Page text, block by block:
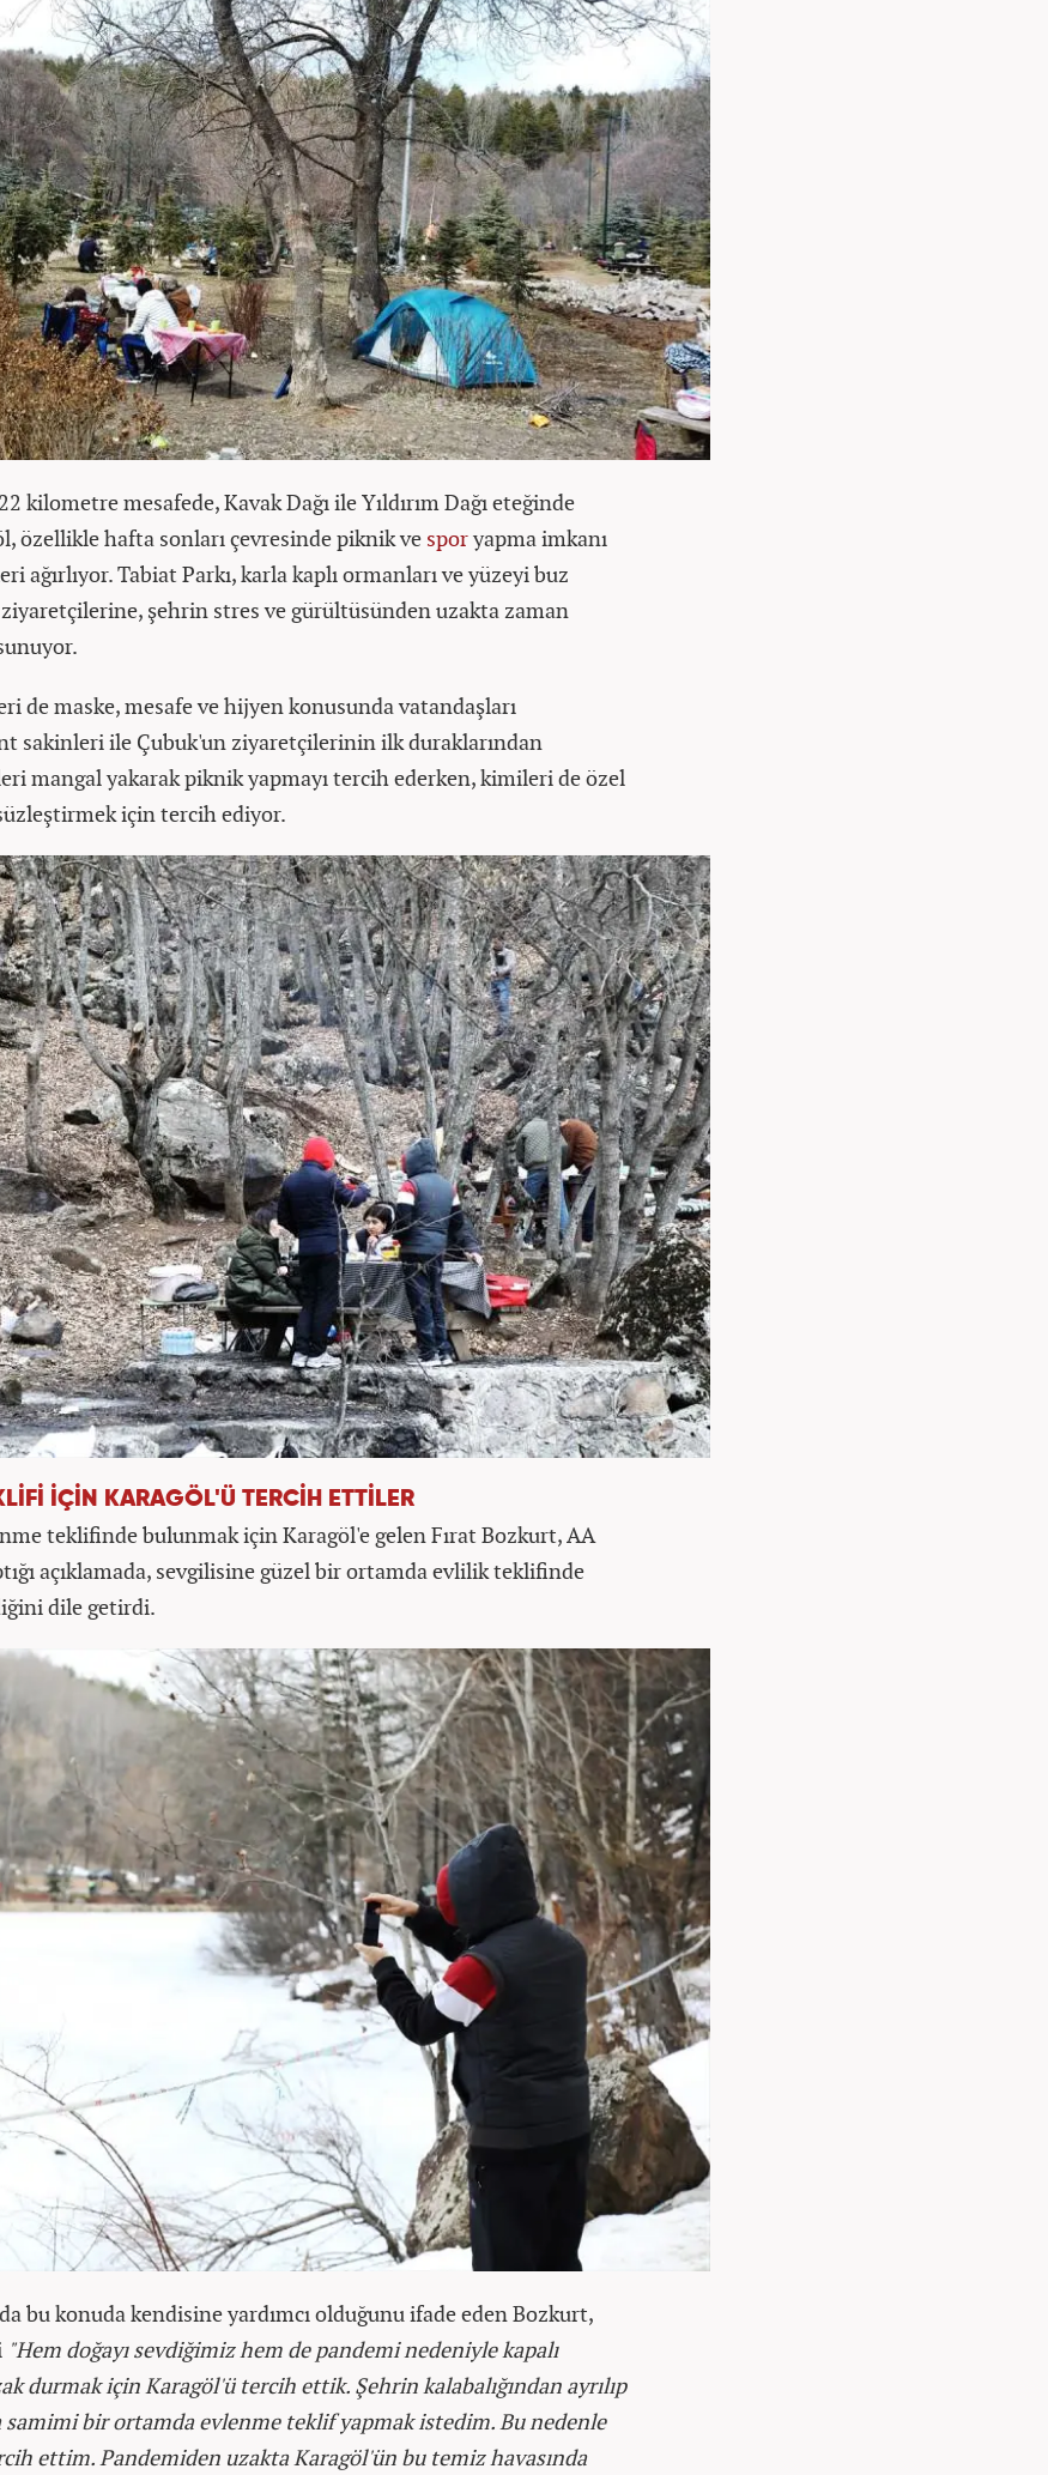
kilometre mesafede, Kavak Dağı ile Yıldırım Dağı eteğinde
özellikle hafta sonları çevresinde piknik ve sporyapma imkanı
ağırlıyor. Tabiat Parkı, karla kaplı ormanları ve yüzeyi buz
şehrin stres ve gürültüsünden uzakta zaman
de maske, mesafe ve hijyen konusunda vatandaşları
sakinleri ile Çubuk'un ziyaretçilerinin ilk duraklarından
mangal yakarak piknik yapmayı tercih ederken, kimileri de özel
için tercih ediyor.
İÇİN KARAGÖL'Ü TERCİH ETTİLER
teklifinde bulunmak için Karagöl'e gelen Fırat Bozkurt, AA
açıklamada, sevgilisine güzel bir ortamda evlilik teklifinde
dile getirdi.
bu konuda kendisine yardımcı olduğunu ifade eden Bozkurt,
"Hem doğayı sevdiğimiz hem de pandemi nedeniyle kapalı
durmak için Karagöl'ü tercih ettik. Şehrin kalabalığından ayrılıp
samimi bir ortamda evlenme teklif yapmak istedim. Bu nedenle
ettim. Pandemiden uzakta Karagöl'ün bu temiz havasında